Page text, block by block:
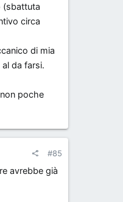
(sbattuta
circa
di mia
da farsi.
poche
#85
avrebbe già